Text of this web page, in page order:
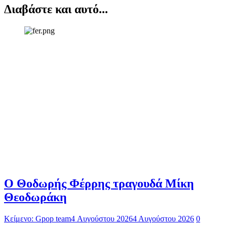
Διαβάστε και αυτό...
Ο Θοδωρής Φέρρης τραγουδά Μίκη
Θεοδωράκη
Κείμενο: Gpop team4 Αυγούστου 20264 Αυγούστου 2026 0